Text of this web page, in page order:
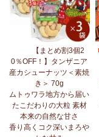
【まとめ割3個2
0％OFF！】タンザニア
産カシューナッツ＜素焼
き＞ 70g
ムトゥワラ地方から届い
たこだわりの大粒 素材
本来の自然な甘さ
香り高くコク深いまろや